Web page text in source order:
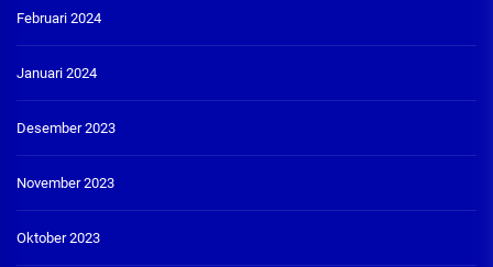
Februari 2024
Januari 2024
Desember 2023
November 2023
Oktober 2023